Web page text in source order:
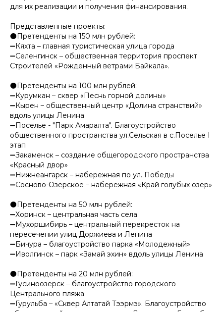
для их реализации и получения финансирования.
Представленные проекты:
⚫️Претенденты на 150 млн рублей:
➖Кяхта – главная туристическая улица города
➖Селенгинск – общественная территория проспект
Строителей «Рожденный ветрами Байкала».
⚫️Претенденты на 100 млн рублей:
➖Курумкан – сквер «Песнь горной долины»
➖Кырен – общественный центр «Долина странствий»
вдоль улицы Ленина
➖Поселье - "Парк Амаралта". Благоустройство
общественного пространства ул.Сельская в с.Поселье I
этап
➖Закаменск – создание общегородского пространства
«Красный двор»
➖Нижнеангарск – набережная по ул. Победы
➖Сосново-Озерское – набережная «Край голубых озер»
⚫️Претенденты на 50 млн рублей:
➖Хоринск – центральная часть села
➖Мухоршибирь – центральный перекресток на
пересечении улиц Доржиева и Ленина
➖Бичура – благоустройство парка «Молодежный»
➖Иволгинск – парк «Замай эхин» вдоль улицы Ленина
⚫️Претенденты на 20 млн рублей:
➖Гусиноозерск – благоустройство городского
Центрального пляжа
➖Гурульба – «Сквер Алтатай Тээрмэ». Благоустройство